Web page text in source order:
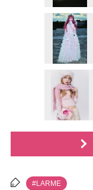
#LARME